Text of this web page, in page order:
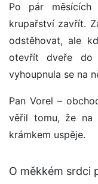
Po pár
krupařství zavřít.
odstěhovat, ale
otevřít dveře
vyhoupnula se na
Pan Vorel –
věřil tomu, že na
krámkem uspěje.
O měkkém srdci